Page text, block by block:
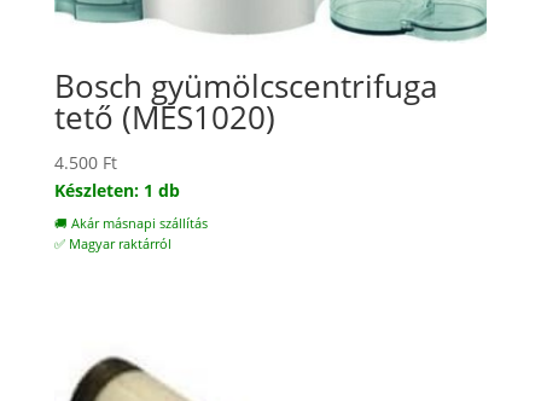
Bosch gyümölcscentrifuga
tető (MES1020)
4.500 Ft
Készleten: 1 db
🚚 Akár másnapi szállítás
✅ Magyar raktárról